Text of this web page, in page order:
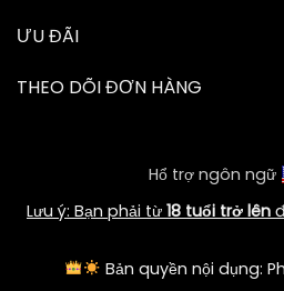
ƯU ĐÃI
THEO DÕI ĐƠN HÀNG
Hổ trợ ngôn ngữ
Lưu ý: Bạn phải từ 18 tuổi trở lên
Bản quyền nội dụng: